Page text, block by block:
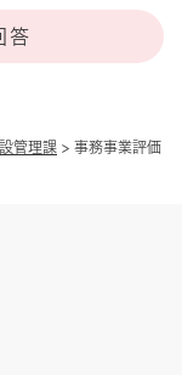
管理課 > 事務事業評価
答